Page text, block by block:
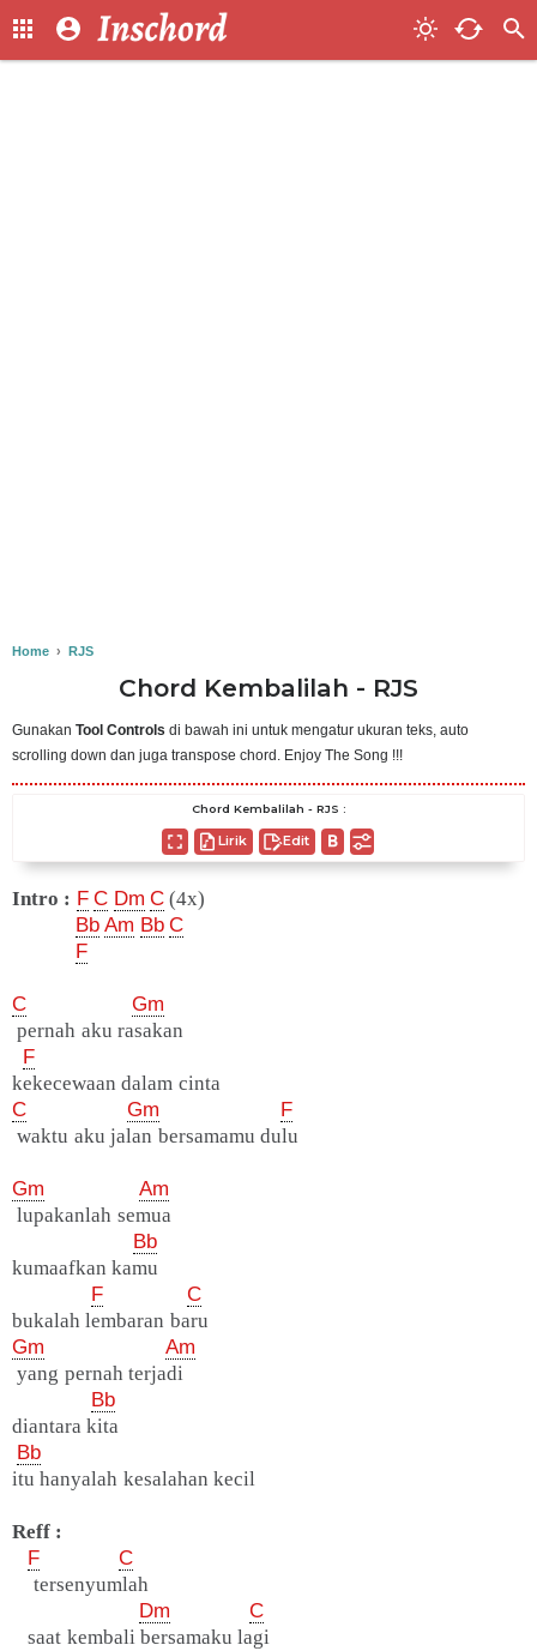
Home › RJS
Chord Kembalilah - RJS
Gunakan Tool Controls di bawah ini untuk mengatur ukuran teks, auto
scrolling down dan juga transpose chord. Enjoy The Song !!!
Chord Kembalilah - RJS :
Lirik Edit
Intro : F C Dm C (4x)
Bb Am Bb C
F
C
Gm
pernah aku rasakan
F
kekecewaan dalam cinta
C
Gm
F
waktu aku jalan bersamamu dulu
Gm
Am
lupakanlah semua
Bb
kumaafkan kamu
F
C
bukalah lembaran baru
Gm
Am
yang pernah terjadi
Bb
diantara kita
Bb
itu hanyalah kesalahan kecil
Reff :
F
C
tersenyumlah
Dm
C
saat kembali bersamaku lagi